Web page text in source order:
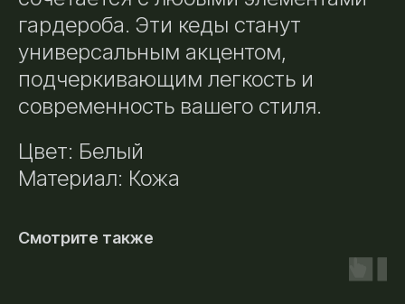
гардероба. Эти кеды станут
универсальным акцентом,
подчеркивающим легкость и
современность вашего стиля.
Цвет: Белый
Материал: Кожа
Смотрите также